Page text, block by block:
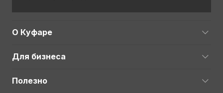
О Куфаре
Для бизнеса
Полезно